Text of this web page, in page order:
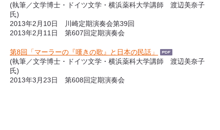
(執筆／文学博士・ドイツ文学・横浜薬科大学講師 渡辺美奈子
氏)
2013年2月10日 川崎定期演奏会第39回
2013年2月11日 第607回定期演奏会
第8回「マーラーの『嘆きの歌』と日本の民話」
(執筆／文学博士・ドイツ文学・横浜薬科大学講師 渡辺美奈子
氏)
2013年3月23日 第608回定期演奏会